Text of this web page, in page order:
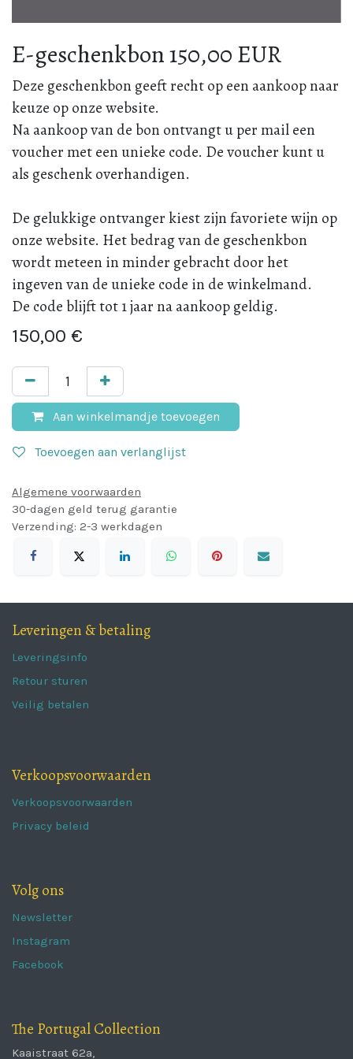
E-geschenkbon 150,00 EUR
Deze geschenkbon geeft recht op een aankoop naar
keuze op onze website.
Na aankoop van de bon ontvangt u per mail een
voucher met een unieke code. De voucher kunt u
als geschenk overhandigen.
De gelukkige ontvanger kiest zijn favoriete wijn op
onze website. Het bedrag van de geschenkbon
wordt meteen in minder gebracht door het
ingeven van de unieke code in de winkelmand.
De code blijft tot 1 jaar na aankoop geldig.
150,00 €
Aan winkelmandje toevoegen
Toevoegen aan verlanglijst
Algemene voorwaarden
30-dagen geld terug garantie
Verzending: 2-3 werkdagen
Leveringen & betaling
Leveringsinfo
Retour sturen
Veilig betalen
Verkoopsvoorwaarden
Verkoopsvoorwaarden
Privacy beleid
Volg ons
Newsletter
Instagram
Facebook
The Portugal Collection
Kaaistraat 62a,